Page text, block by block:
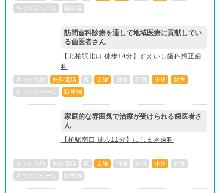
キッズスペース
駐車場
訪問歯科診療を通して地域医療に貢献してい
る歯医者さん
【北柏駅北口 徒歩14分】すえいし歯科矯正歯
科
ネット予約 無料電話 夜 土曜 日曜 祝日 小児
女医
キッズスペース
駐車場
家庭的な雰囲気で治療が受けられる歯医者さ
ん
【柏駅南口 徒歩11分】にしまき歯科
ネット予約 無料電話 夜 土曜 日曜 祝日 小児
女医
キッズスペース
駐車場